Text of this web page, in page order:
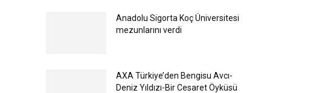
Anadolu Sigorta Koç Üniversitesi
mezunlarını verdi
AXA Türkiye’den Bengisu Avcı-
Deniz Yıldızı-Bir Cesaret Öyküsü